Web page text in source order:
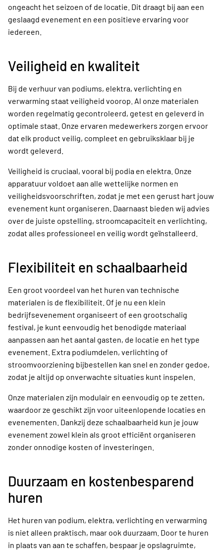
ongeacht het seizoen of de locatie. Dit draagt bij aan een
geslaagd evenement en een positieve ervaring voor
iedereen.
Veiligheid en kwaliteit
Bij de verhuur van podiums, elektra, verlichting en
verwarming staat veiligheid voorop. Al onze materialen
worden regelmatig gecontroleerd, getest en geleverd in
optimale staat. Onze ervaren medewerkers zorgen ervoor
dat elk product veilig, compleet en gebruiksklaar bij je
wordt geleverd.
Veiligheid is cruciaal, vooral bij podia en elektra. Onze
apparatuur voldoet aan alle wettelijke normen en
veiligheidsvoorschriften, zodat je met een gerust hart jouw
evenement kunt organiseren. Daarnaast bieden wij advies
over de juiste opstelling, stroomcapaciteit en verlichting,
zodat alles professioneel en veilig wordt geïnstalleerd.
Flexibiliteit en schaalbaarheid
Een groot voordeel van het huren van technische
materialen is de flexibiliteit. Of je nu een klein
bedrijfsevenement organiseert of een grootschalig
festival, je kunt eenvoudig het benodigde materiaal
aanpassen aan het aantal gasten, de locatie en het type
evenement. Extra podiumdelen, verlichting of
stroomvoorziening bijbestellen kan snel en zonder gedoe,
zodat je altijd op onverwachte situaties kunt inspelen.
Onze materialen zijn modulair en eenvoudig op te zetten,
waardoor ze geschikt zijn voor uiteenlopende locaties en
evenementen. Dankzij deze schaalbaarheid kun je jouw
evenement zowel klein als groot efficiënt organiseren
zonder onnodige kosten of investeringen.
Duurzaam en kostenbesparend
huren
Het huren van podium, elektra, verlichting en verwarming
is niet alleen praktisch, maar ook duurzaam. Door te huren
in plaats van aan te schaffen, bespaar je opslagruimte,